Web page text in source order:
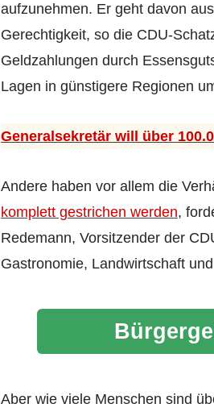
aufzunehmen. Er geht davon
Gerechtigkeit, so die CDU-
Geldzahlungen durch
Lagen in günstigere Regionen
Generalsekretär will über
Andere haben vor allem die
komplett gestrichen werden,
Redemann, Vorsitzender der
Gastronomie, Landwirtschaft
Aber wie viele Menschen sind